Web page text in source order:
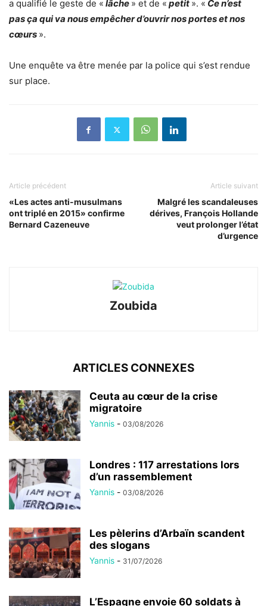
a qualifié le geste de « lâche » et de « petit ». « Ce n’est
pas ça qui va nous empêcher d’ouvrir nos portes et nos
cœurs ».
Une enquête va être menée par la police qui s’est rendue
sur place.
Article précédent
«Les actes anti-musulmans
ont triplé en 2015» confirme
Bernard Cazeneuve
Article suivant
Malgré les scandaleuses
dérives, François Hollande
veut prolonger l’état
d’urgence
Zoubida
ARTICLES CONNEXES
Ceuta au cœur de la crise
migratoire
Yannis - 03/08/2026
Londres : 117 arrestations lors
d’un rassemblement
Yannis - 03/08/2026
Les pèlerins d’Arbaïn scandent
des slogans
Yannis - 31/07/2026
L’Espagne envoie 60 soldats à